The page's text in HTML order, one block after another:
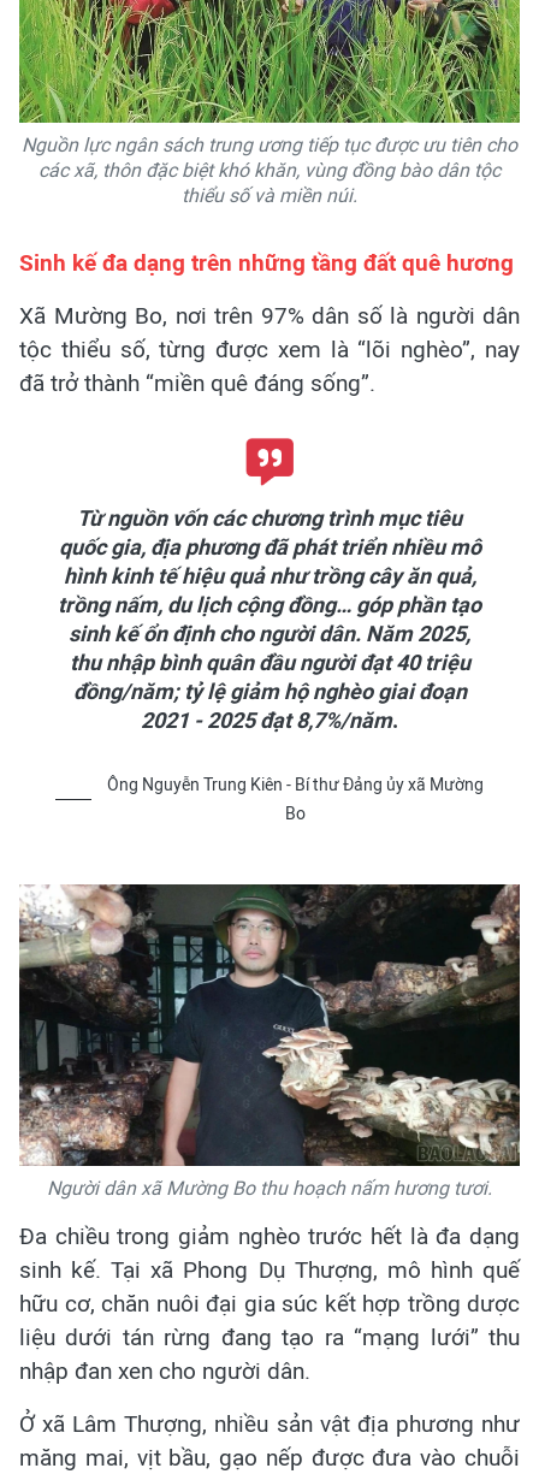
Nguồn lực ngân sách trung ương tiếp tục được ưu tiên cho
các xã, thôn đặc biệt khó khăn, vùng đồng bào dân tộc
thiểu số và miền núi.
Sinh kế đa dạng trên những tầng đất quê hương
Xã Mường Bo, nơi trên 97% dân số là người dân
tộc thiểu số, từng được xem là “lõi nghèo”, nay
đã trở thành “miền quê đáng sống”.
Từ nguồn vốn các chương trình mục tiêu
quốc gia, địa phương đã phát triển nhiều mô
hình kinh tế hiệu quả như trồng cây ăn quả,
trồng nấm, du lịch cộng đồng… góp phần tạo
sinh kế ổn định cho người dân. Năm 2025,
thu nhập bình quân đầu người đạt 40 triệu
đồng/năm; tỷ lệ giảm hộ nghèo giai đoạn
2021 - 2025 đạt 8,7%/năm.
Ông Nguyễn Trung Kiên - Bí thư Đảng ủy xã Mường
Bo
Người dân xã Mường Bo thu hoạch nấm hương tươi.
Đa chiều trong giảm nghèo trước hết là đa dạng
sinh kế. Tại xã Phong Dụ Thượng, mô hình quế
hữu cơ, chăn nuôi đại gia súc kết hợp trồng dược
liệu dưới tán rừng đang tạo ra “mạng lưới” thu
nhập đan xen cho người dân.
Ở xã Lâm Thượng, nhiều sản vật địa phương như
măng mai, vịt bầu, gạo nếp được đưa vào chuỗi